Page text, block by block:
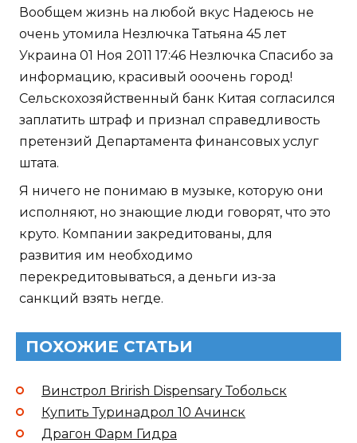
Вообщем жизнь на любой вкус Надеюсь не
очень утомила Незлючка Татьяна 45 лет
Украина 01 Ноя 2011 17:46 Незлючка Спасибо за
информацию, красивый ооочень город!
Сельскохозяйственный банк Китая согласился
заплатить штраф и признал справедливость
претензий Департамента финансовых услуг
штата.
Я ничего не понимаю в музыке, которую они
исполняют, но знающие люди говорят, что это
круто. Компании закредитованы, для
развития им необходимо
перекредитовываться, а деньги из-за
санкций взять негде.
ПОХОЖИЕ СТАТЬИ
Винстрол Brirish Dispensary Тобольск
Купить Туринадрол 10 Ачинск
Драгон Фарм Гидра